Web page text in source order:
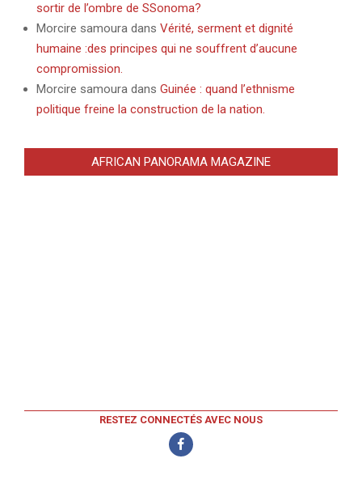
sortir de l’ombre de SSonoma?
Morcire samoura dans Vérité, serment et dignité
humaine :des principes qui ne souffrent d’aucune
compromission.
Morcire samoura dans Guinée : quand l’ethnisme
politique freine la construction de la nation.
AFRICAN PANORAMA MAGAZINE
RESTEZ CONNECTÉS AVEC NOUS